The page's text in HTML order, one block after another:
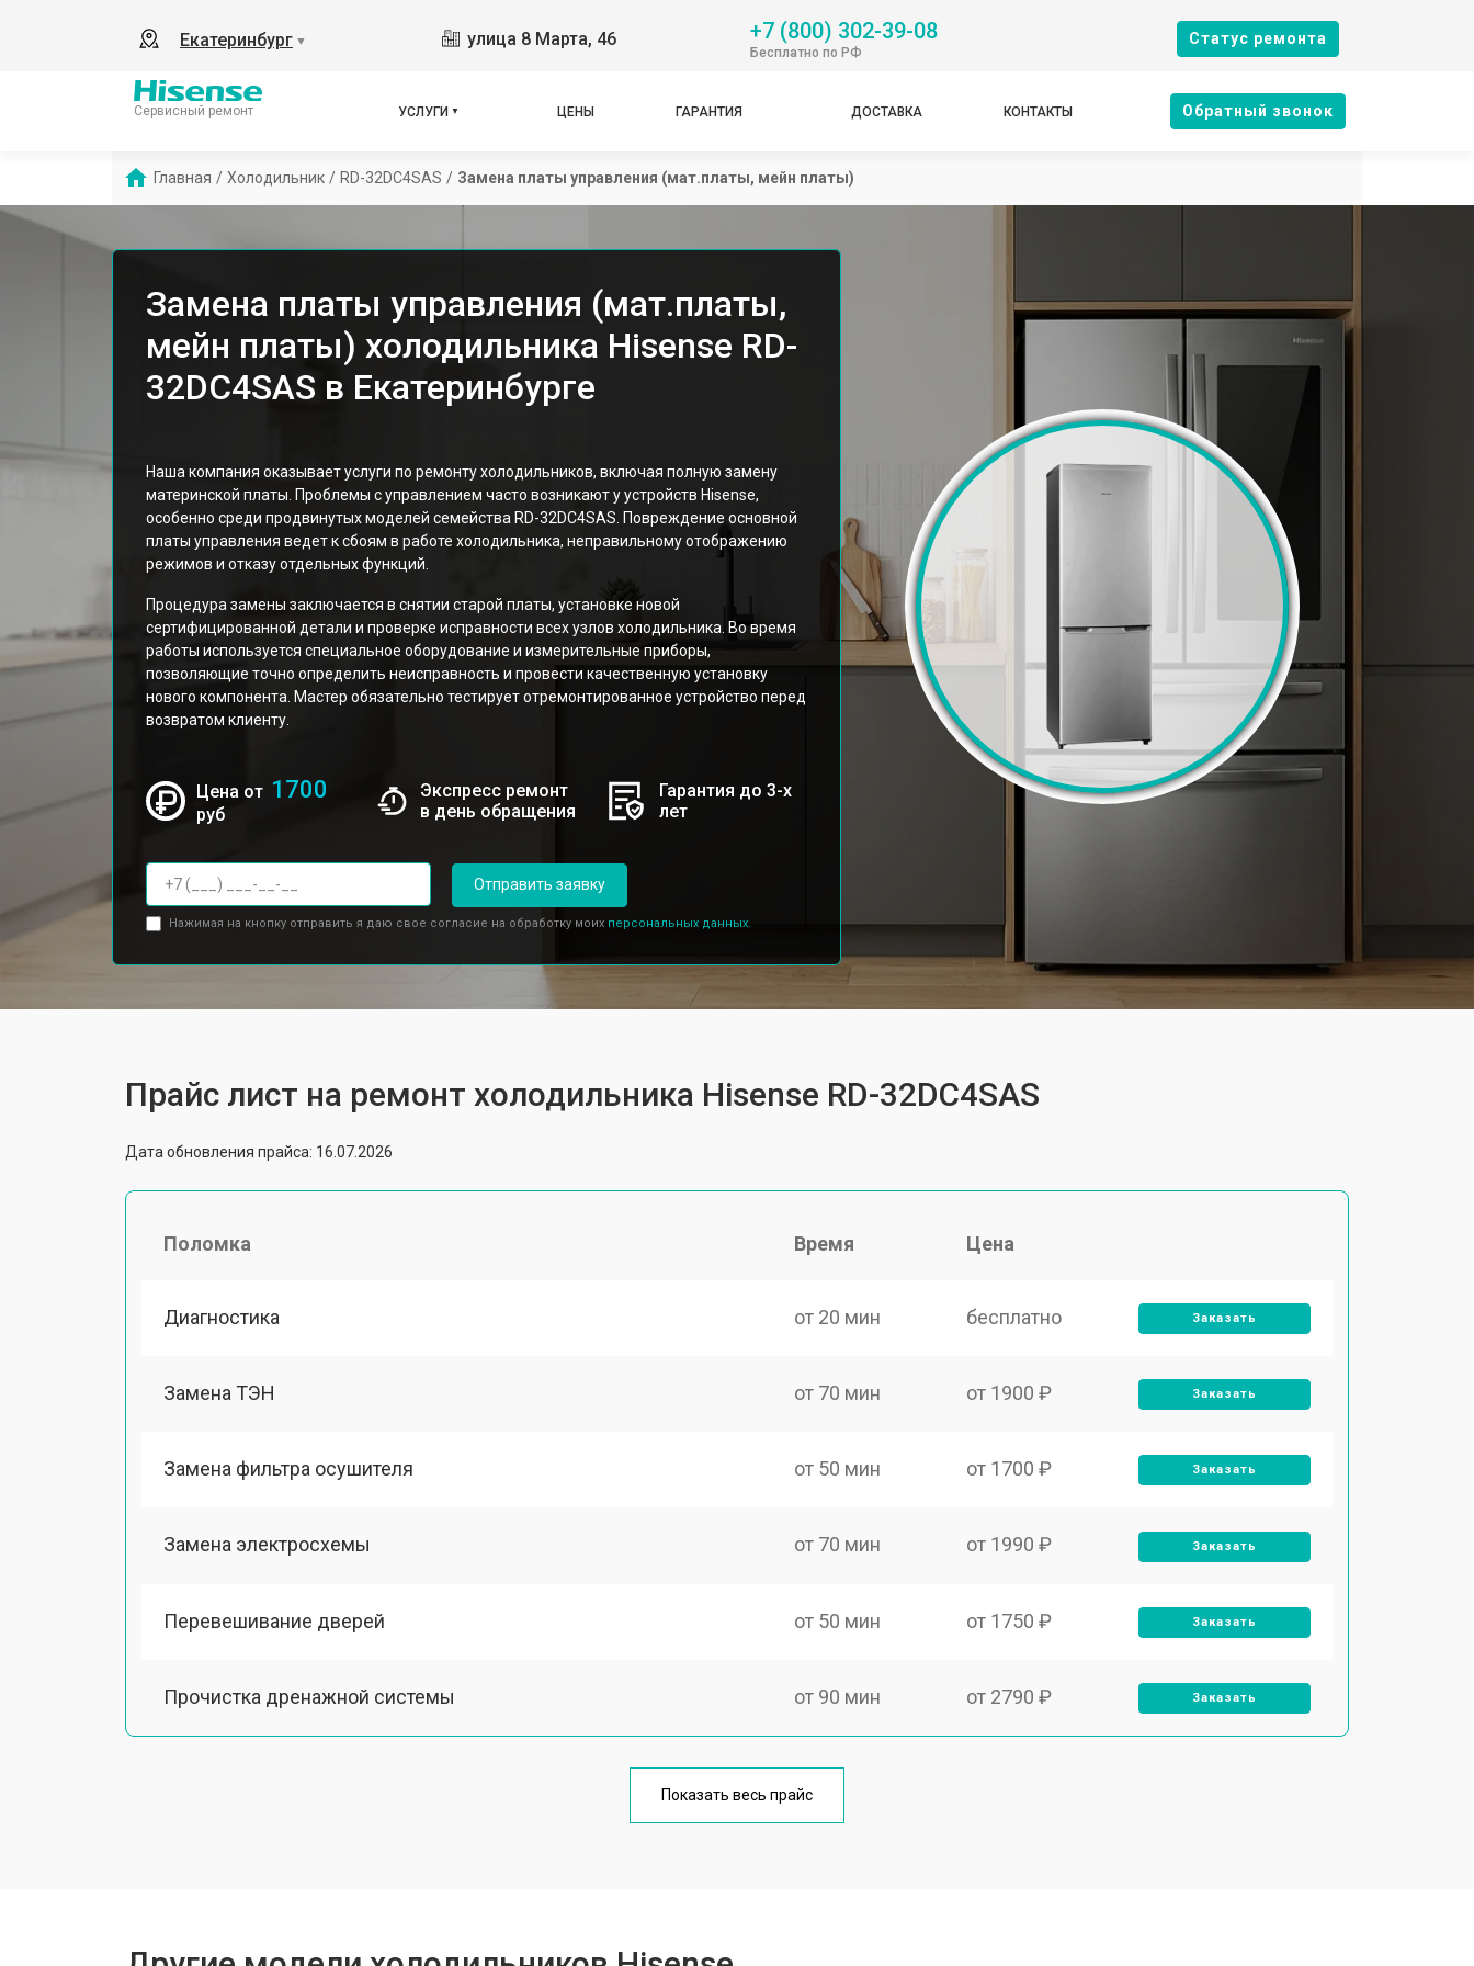
Екатеринбург ▼ улица 8 Марта, 46 +7 (800) 302-39-08
Бесплатно по РФ
Cтатус ремонта
Сервисный ремонт УСЛУГИ ЦЕНЫ ГАРАНТИЯ ДОСТАВКА КОНТАКТЫ Oбратный звонок
Главная / Холодильник / RD-32DC4SAS / Замена платы управления (мат.платы, мейн платы)
Замена платы управления (мат.платы,
мейн платы) холодильника Hisense RD-
32DC4SAS в Екатеринбурге
Наша компания оказывает услуги по ремонту холодильников, включая полную замену
материнской платы. Проблемы с управлением часто возникают у устройств Hisense,
особенно среди продвинутых моделей семейства RD-32DC4SAS. Повреждение основной
платы управления ведет к сбоям в работе холодильника, неправильному отображению
режимов и отказу отдельных функций.
Процедура замены заключается в снятии старой платы, установке новой
сертифицированной детали и проверке исправности всех узлов холодильника. Во время
работы используется специальное оборудование и измерительные приборы,
позволяющие точно определить неисправность и провести качественную установку
нового компонента. Мастер обязательно тестирует отремонтированное устройство перед
возвратом клиенту.
Цена от 1700
руб
Экспресс ремонт
в день обращения
Гарантия до 3-х
лет
Отправить заявку
Нажимая на кнопку отправить я даю свое согласие на обработку моих персональных данных.
Прайс лист на ремонт холодильника Hisense RD-32DC4SAS
Дата обновления прайса: 16.07.2026
Поломка Время Цена
Диагностика от 20 мин бесплатно Заказать
Замена ТЭН от 70 мин от 1900 ₽ Заказать
Замена фильтра осушителя от 50 мин от 1700 ₽ Заказать
Замена электросхемы от 70 мин от 1990 ₽ Заказать
Перевешивание дверей от 50 мин от 1750 ₽ Заказать
Прочистка дренажной системы от 90 мин от 2790 ₽ Заказать
от 50 мин
Показать весь прайс